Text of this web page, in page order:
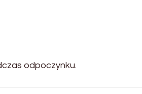
odpoczynku.